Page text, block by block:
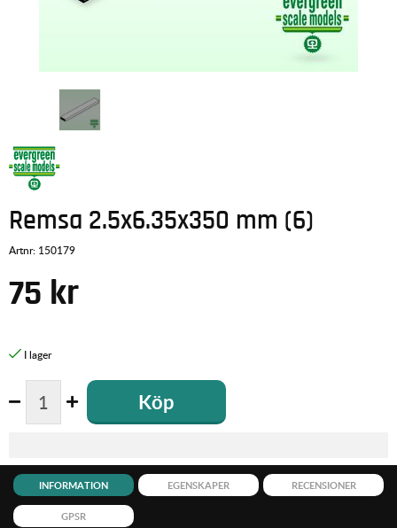
Remsa 2.5x6.35x350 mm (6)
Artnr: 150179
75 kr
Köp
INFORMATION EGENSKAPER RECENSIONER
GPSR